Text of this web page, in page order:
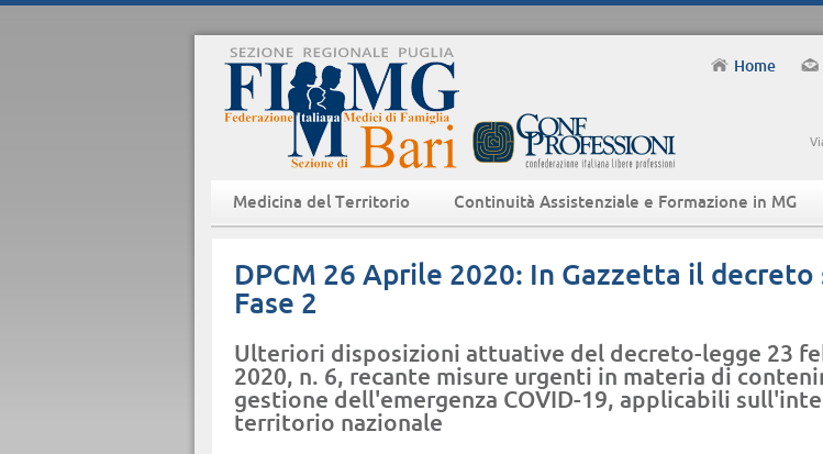
Home
Medicina del Territorio Continuità Assistenziale e Formazione in MG
DPCM 26 Aprile 2020: In Gazzetta il decreto
Fase 2
Ulteriori disposizioni attuative del decreto-legge 23
2020, n. 6, recante misure urgenti in materia di
gestione dell'emergenza COVID-19, applicabili
territorio nazionale